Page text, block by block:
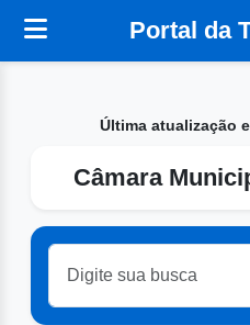
Portal da
Última atualização
Câmara